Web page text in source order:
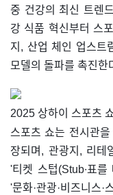
중 건강의 최신 트렌
강 식품 혁신부터 스
지, 산업 체인 업스트
모델의 돌파를 촉진한
​2025 상하이 스포츠
스포츠 쇼는 전시관
장되며, 관광지, 리테
'티켓 스텁(Stub∙표
'문화·관광·비즈니스